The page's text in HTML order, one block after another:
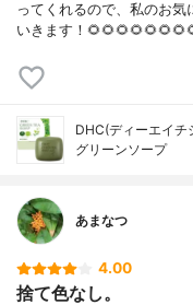
ってくれるので、私のお
いきます！
DHC(ディーエイチ
グリーンソープ
あまなつ
4.00
捨て色なし。